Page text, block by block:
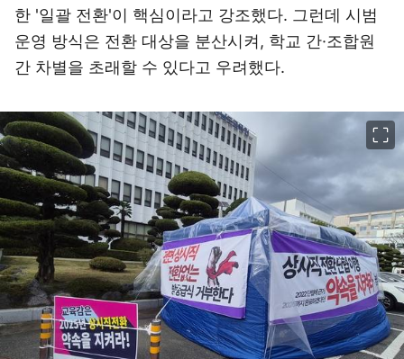
한 '일괄 전환'이 핵심이라고 강조했다. 그런데 시범
운영 방식은 전환 대상을 분산시켜, 학교 간·조합원
간 차별을 초래할 수 있다고 우려했다.